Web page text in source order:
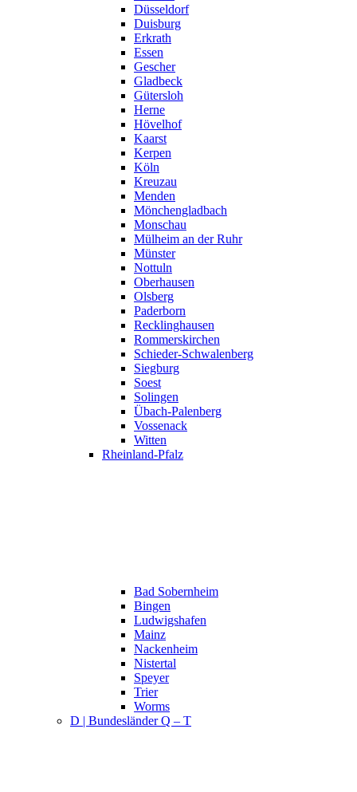
Düsseldorf
Duisburg
Erkrath
Essen
Gescher
Gladbeck
Gütersloh
Herne
Hövelhof
Kaarst
Kerpen
Köln
Kreuzau
Menden
Mönchengladbach
Monschau
Mülheim an der Ruhr
Münster
Nottuln
Oberhausen
Olsberg
Paderborn
Recklinghausen
Rommerskirchen
Schieder-Schwalenberg
Siegburg
Soest
Solingen
Übach-Palenberg
Vossenack
Witten
Rheinland-Pfalz
Bad Sobernheim
Bingen
Ludwigshafen
Mainz
Nackenheim
Nistertal
Speyer
Trier
Worms
D | Bundesländer Q – T